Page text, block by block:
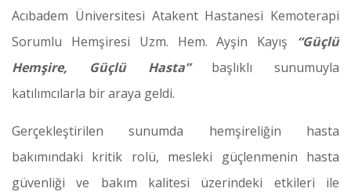
Acıbadem Üniversitesi Atakent Hastanesi Kemoterapi
Sorumlu Hemşiresi Uzm. Hem. Ayşin Kayış “Güçlü
Hemşire, Güçlü Hasta”başlıklı sunumuyla
katılımcılarla bir araya geldi.
Gerçekleştirilen sunumda hemşireliğin hasta
bakımındaki kritik rolü, mesleki güçlenmenin hasta
güvenliği ve bakım kalitesi üzerindeki etkileri ile